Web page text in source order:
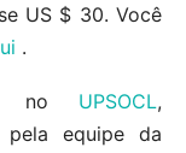
US $ 30. Você
.
no UPSOCL,
pela equipe da